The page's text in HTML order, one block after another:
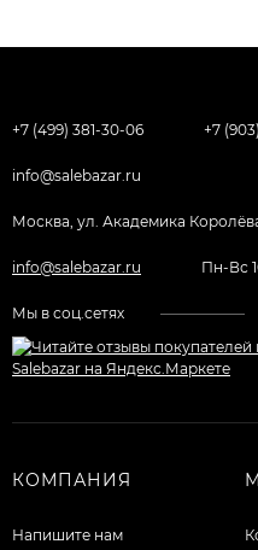
+7 (499) 381-30-06 +7
info@salebazar.ru
Москва, ул. Академика Королёва
info@salebazar.ru Пн-Вс
Мы в соц.сетях
КОМПАНИЯ
Напишите нам